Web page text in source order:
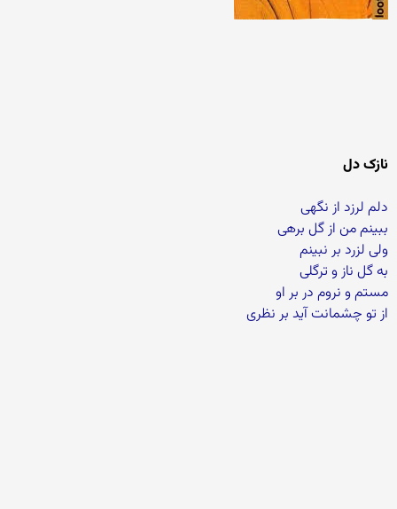
نازک دل
دلم لرزد از نگهی
ببینم من از گل برهی
ولی لزرد بر نبینم
به گل ناز و ترگلی
مستم و نروم در بر او
از تو چشمانت آید بر نظری